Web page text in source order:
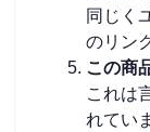
同じく
のリン
この商
これは
れてい